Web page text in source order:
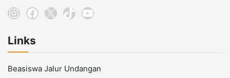
Instagram
Facebook
X TikTokYouTube
Links
Beasiswa Jalur Undangan